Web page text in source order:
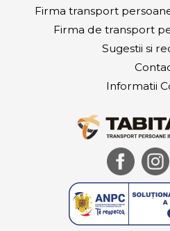
Firma transport
Firma de transport
Sugestii si
Informatii